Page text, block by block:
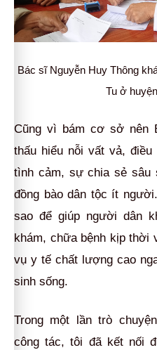
Bác sĩ Nguyễn Huy Thông
Tu ở
Cũng vì bám cơ sở nên
thấu hiểu nỗi vất vả,
tình cảm, sự chia sẻ sâu
đồng bào dân tộc ít
sao để giúp người dân
khám, chữa bệnh kịp thời
vụ y tế chất lượng cao
sinh sống.
Trong một lần trò
công tác, tôi đã kết nối